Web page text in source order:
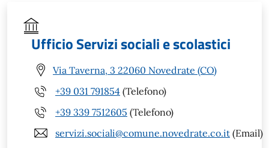
Ufficio Servizi sociali e scolastici
Via Taverna, 3 22060 Novedrate (CO)
+39 031 791854 (Telefono)
+39 339 7512605 (Telefono)
servizi.sociali@comune.novedrate.co.it (Email)